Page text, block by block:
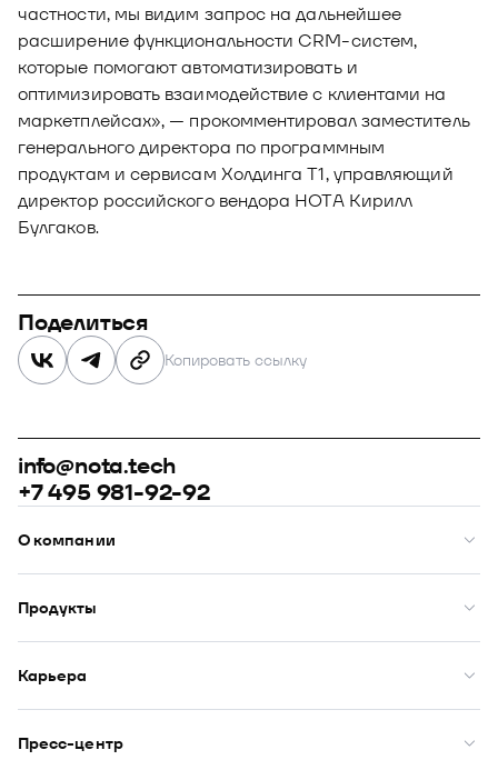
частности, мы видим запрос на дальнейшее
расширение функциональности CRM-систем,
которые помогают автоматизировать и
оптимизировать взаимодействие с клиентами на
маркетплейсах», — прокомментировал заместитель
генерального директора по программным
продуктам и сервисам Холдинга Т1, управляющий
директор российского вендора НОТА Кирилл
Булгаков.
Поделиться
Копировать ссылку
info@nota.tech
+7 495 981-92-92
О компании
О нас
Премии
Рейтинги
Кейсы
Закупки
ИТ-аккредитация
Продукты
Модус
Купол
Сфера
Визор
Юнион
Карьера
Вакансии
Бенефиты
Начало карьеры
Пресс-центр